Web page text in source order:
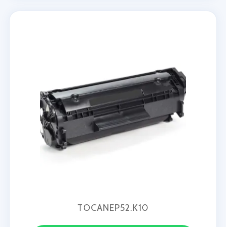
TOCANEP52.K10